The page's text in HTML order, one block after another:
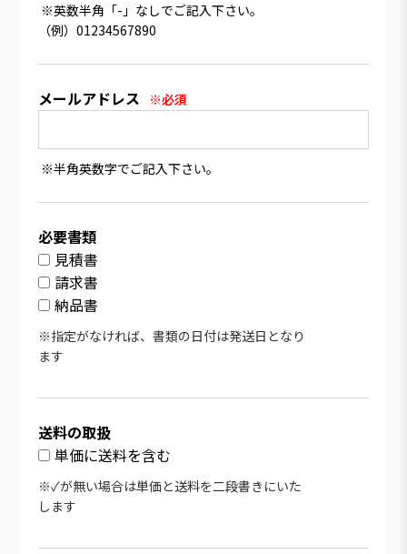
※英数半角「-」なしでご記入下さい。
（例）01234567890
メールアドレス ※必須
※半角英数字でご記入下さい。
必要書類
見積書
請求書
納品書
※指定がなければ、書類の日付は発送日となり
ます
送料の取扱
単価に送料を含む
※✓が無い場合は単価と送料を二段書きにいた
します